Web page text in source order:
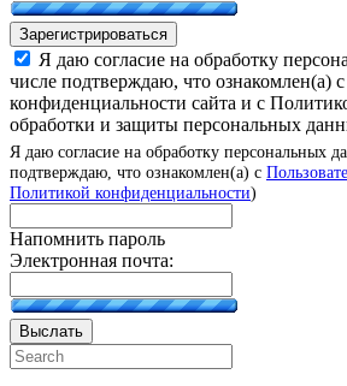
Зарегистрироваться
Я даю согласие на обработку
числе подтверждаю, что ознакомлен(а)
конфиденциальности сайта и с
обработки и защиты персональных
Я даю согласие на обработку персональных
подтверждаю, что ознакомлен(а) с
Политикой конфиденциальности)
Напомнить пароль
Электронная почта:
Выслать